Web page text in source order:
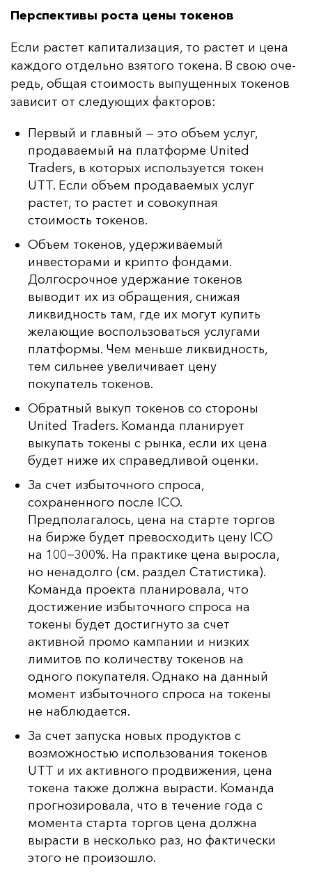
Перспективы роста цены токенов
Ес­ли рас­тет ка­пи­та­ли­за­ция, то рас­тет и це­на
каж­до­го от­дель­но взя­то­го то­ке­на. В свою оче­
редь, об­щая сто­имость вы­пу­щен­ных то­ке­нов
за­ви­сит от сле­ду­ющих фак­то­ров:
Первый и главный — это объем услуг,
продаваемый на платформе United
Traders, в которых используется токен
UTT. Если объем продаваемых услуг
растет, то растет и совокупная
стоимость токенов.
Объем токенов, удерживаемый
инвесторами и крипто фондами.
Долгосрочное удержание токенов
выводит их из обращения, снижая
ликвидность там, где их могут купить
желающие воспользоваться услугами
платформы. Чем меньше ликвидность,
тем сильнее увеличивает цену
покупатель токенов.
Обратный выкуп токенов со стороны
United Traders. Команда планирует
выкупать токены с рынка, если их цена
будет ниже их справедливой оценки.
За счет избыточного спроса,
сохраненного после ICO.
Предполагалось, цена на старте торгов
на бирже будет превосходить цену ICO
на 100−300%. На практике цена выросла,
но ненадолго (см. раздел Статистика).
Команда проекта планировала, что
достижение избыточного спроса на
токены будет достигнуто за счет
активной промо кампании и низких
лимитов по количеству токенов на
одного покупателя. Однако на данный
момент избыточного спроса на токены
не наблюдается.
За счет запуска новых продуктов с
возможностью использования токенов
UTT и их активного продвижения, цена
токена также должна вырасти. Команда
прогнозировала, что в течение года с
момента старта торгов цена должна
вырасти в несколько раз, но фактически
этого не произошло.